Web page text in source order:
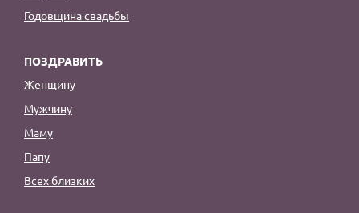
Годовщина свадьбы
ПОЗДРАВИТЬ
Женщину
Мужчину
Маму
Папу
Всех близких